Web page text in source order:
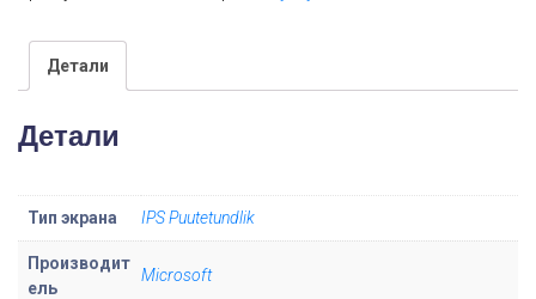
в
Детали
Детали
Тип экрана IPS Puutetundlik
Производит
ель
Microsoft